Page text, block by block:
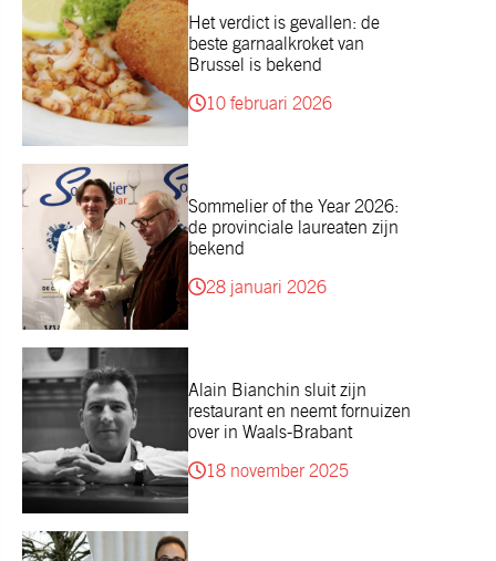
Het verdict is gevallen: de
beste garnaalkroket van
Brussel is bekend
10 februari 2026
Sommelier of the Year 2026:
de provinciale laureaten zijn
bekend
28 januari 2026
Alain Bianchin sluit zijn
restaurant en neemt fornuizen
over in Waals-Brabant
18 november 2025